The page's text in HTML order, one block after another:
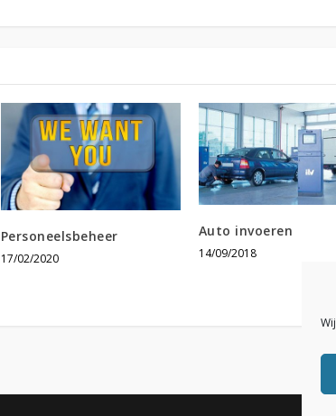
Personeelsbeheer
17/02/2020
Auto invoeren
14/09/2018